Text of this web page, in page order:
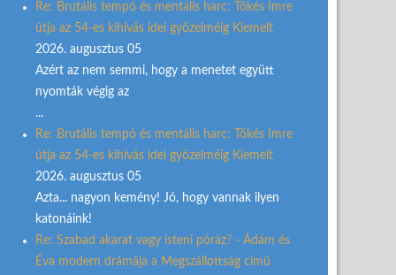
Re: Brutális tempó és mentális harc: Tőkés Imre
útja az 54-es kihívás idei győzelméig Kiemelt
2026. augusztus 05
Azért az nem semmi, hogy a menetet együtt
nyomták végig az
...
Re: Brutális tempó és mentális harc: Tőkés Imre
útja az 54-es kihívás idei győzelméig Kiemelt
2026. augusztus 05
Azta... nagyon kemény! Jó, hogy vannak ilyen
katonáink!
Re: Szabad akarat vagy isteni póráz? - Ádám és
Éva modern drámája a Megszállottság című